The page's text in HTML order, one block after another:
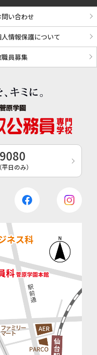
問い合わせ
情報保護について
員募集
日のみ）